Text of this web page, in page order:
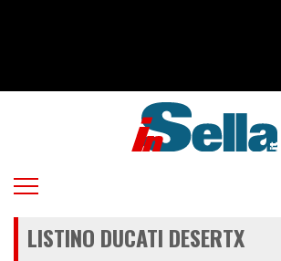
LISTINO DUCATI DESERTX